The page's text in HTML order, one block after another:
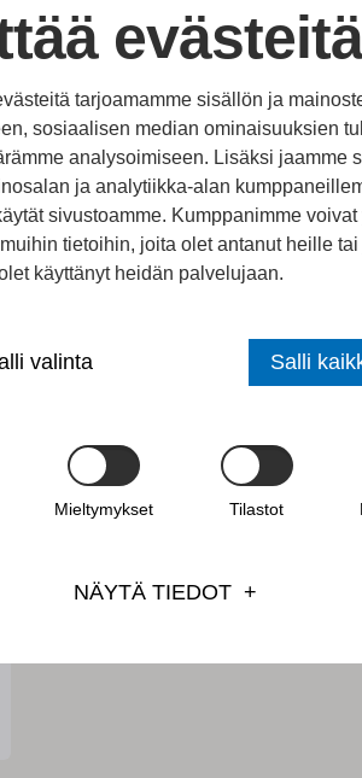
evästeitä
tarjoamamme sisällön ja
sosiaalisen median ominaisuuksien
analysoimiseen. Lisäksi jaamme
ja analytiikka-alan
sivustoamme. Kumppanimme voivat
tietoihin, joita olet antanut heille tai
käyttänyt heidän palvelujaan.
valinta Salli
Mieltymykset Tilastot
NÄYTÄ TIEDOT
Herrankukkaron
eettisen johtajuuden
Ensimmäisen
tulemme
avoin ja